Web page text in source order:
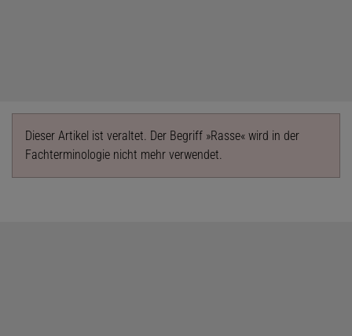
Dieser Artikel ist veraltet. Der Begriff »Rasse« wird in der
Fachterminologie nicht mehr verwendet.